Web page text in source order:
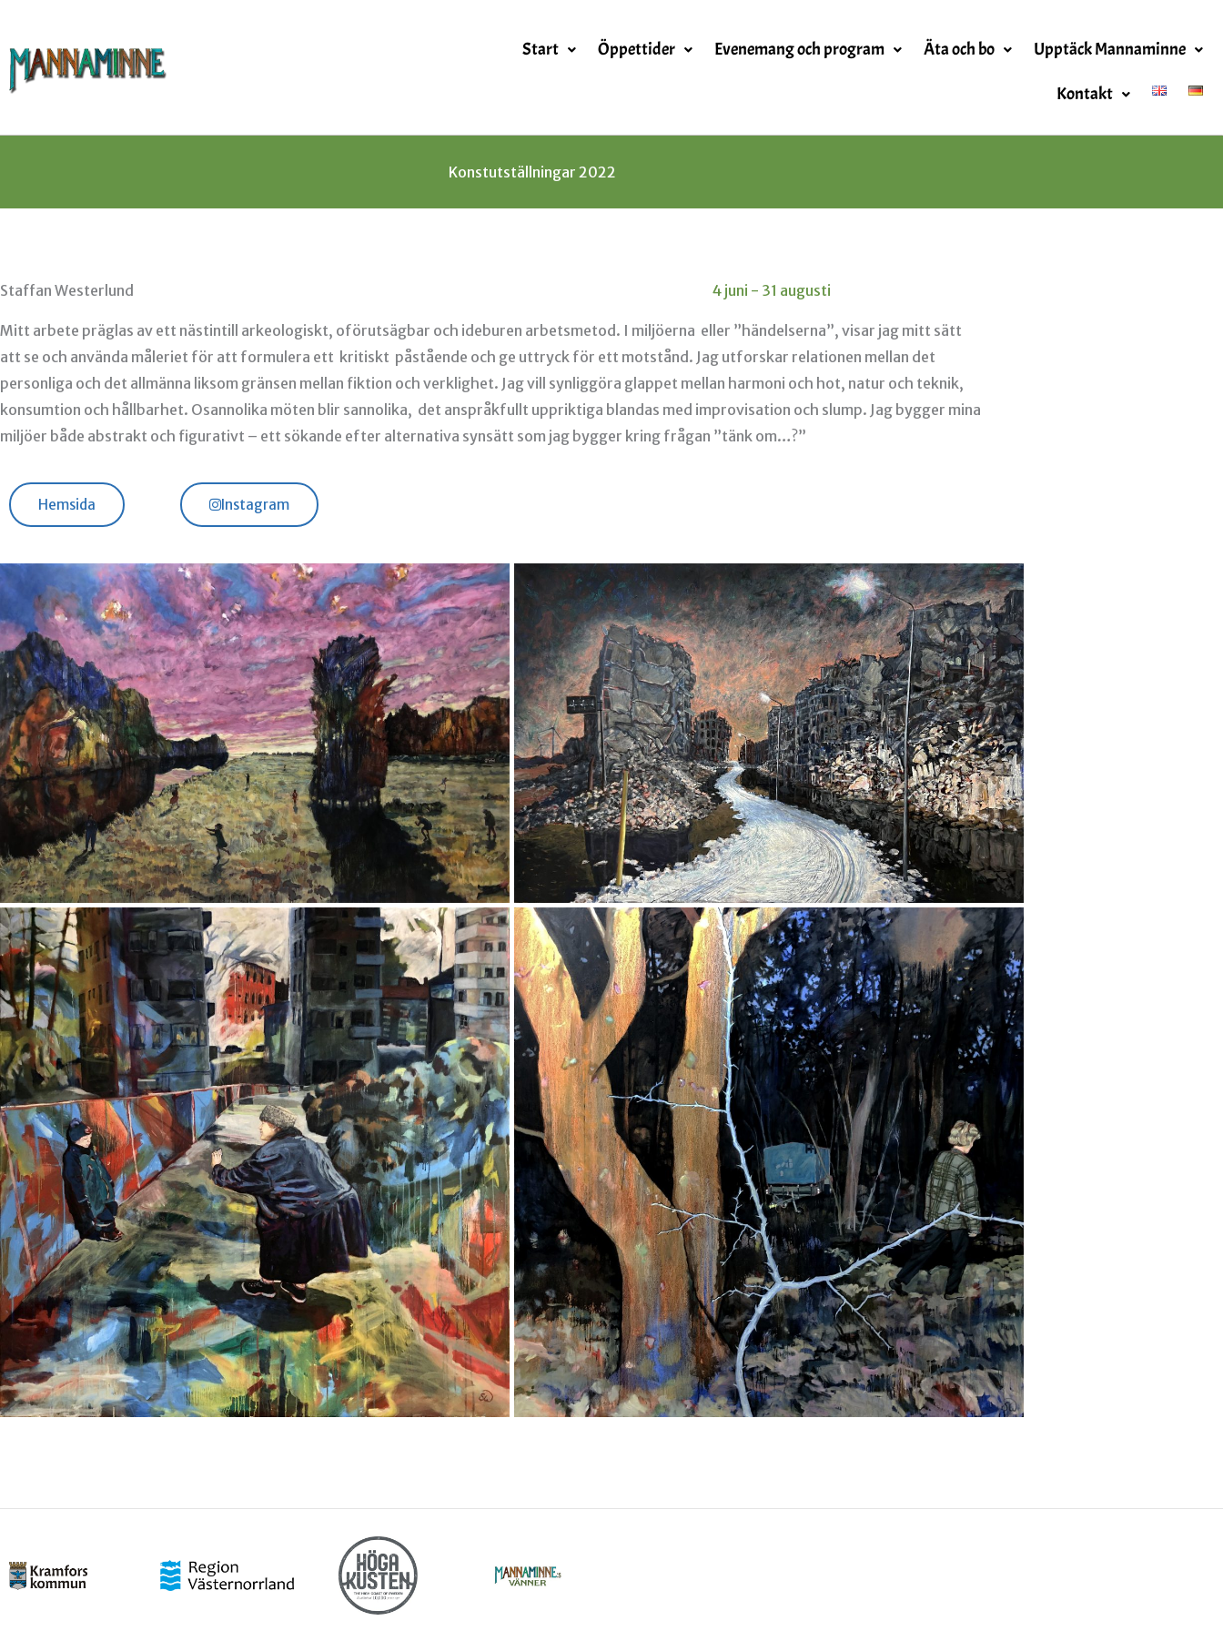
innehåll
Start Öppettider Evenemang och program Äta och bo Upptäck Mannaminne
Kontakt
Konstutställningar 2022
Staffan Westerlund 4 juni - 31 augusti
Mitt arbete präglas av ett nästintill arkeologiskt, oförutsägbar och ideburen arbetsmetod. I miljöerna eller ”händelserna”, visar jag mitt sätt
att se och använda måleriet för att formulera ett kritiskt påstående och ge uttryck för ett motstånd. Jag utforskar relationen mellan det
personliga och det allmänna liksom gränsen mellan fiktion och verklighet. Jag vill synliggöra glappet mellan harmoni och hot, natur och teknik,
konsumtion och hållbarhet. Osannolika möten blir sannolika, det anspråkfullt uppriktiga blandas med improvisation och slump. Jag bygger mina
miljöer både abstrakt och figurativt – ett sökande efter alternativa synsätt som jag bygger kring frågan ”tänk om…?”
Hemsida Instagram